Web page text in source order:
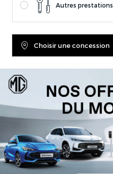
Autres prestations
Choisir une concession